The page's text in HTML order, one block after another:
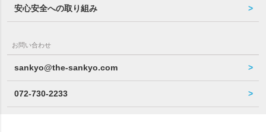
安心安全への取り組み
お問い合わせ
sankyo@the-sankyo.com
072-730-2233